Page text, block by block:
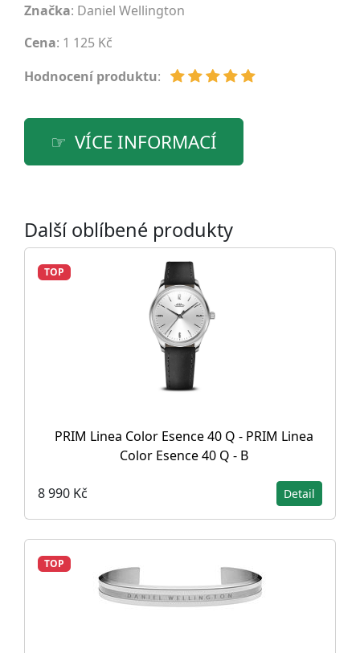
Značka: Daniel Wellington
Cena: 1 125 Kč
Hodnocení produktu:
VÍCE INFORMACÍ
Další oblíbené produkty
TOP
PRIM Linea Color Esence 40 Q - PRIM Linea
Color Esence 40 Q - B
8 990 Kč Detail
TOP